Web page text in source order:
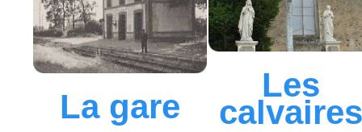
La gare
Les
calvaires